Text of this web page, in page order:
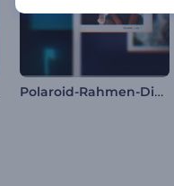
Polaroid-Rahmen-Diashow